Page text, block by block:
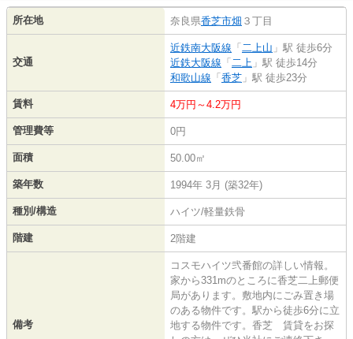
所在地 奈良県香芝市畑 ３丁目
交通
近鉄南大阪線 「 二上山 」駅 徒歩6分
近鉄大阪線 「 二上 」駅 徒歩14分
和歌山線 「 香芝 」駅 徒歩23分
賃料 4万円～4.2万円
管理費等 0円
面積 50.00㎡
築年数 1994年 3月 (築32年)
種別/構造 ハイツ/軽量鉄骨
階建 2階建
備考
コスモハイツ弐番館の詳しい情報。
家から331mのところに香芝二上郵便
局があります。敷地内にごみ置き場
のある物件です。駅から徒歩6分に立
地する物件です。香芝 賃貸をお探